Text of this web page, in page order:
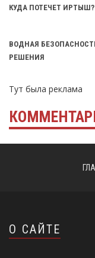
КУДА ПОТЕЧЕТ ИРТЫШ?
ВОДНАЯ
РЕШЕНИЯ
Тут была реклама
О САЙТЕ